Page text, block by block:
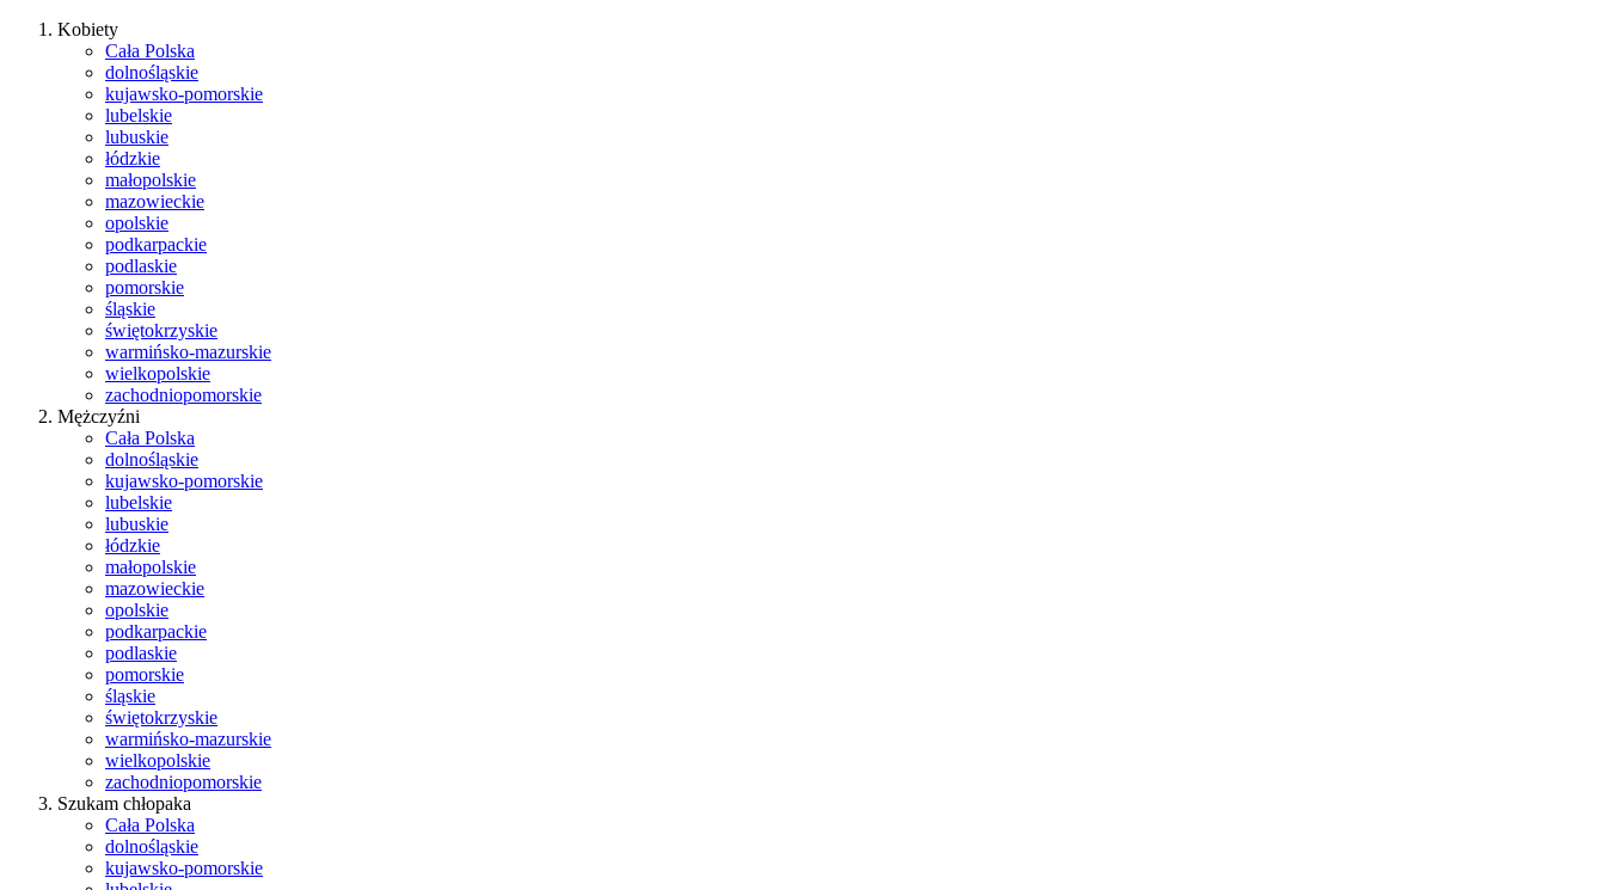
Kobiety
Cała Polska
dolnośląskie
kujawsko-pomorskie
lubelskie
lubuskie
łódzkie
małopolskie
mazowieckie
opolskie
podkarpackie
podlaskie
pomorskie
śląskie
świętokrzyskie
warmińsko-mazurskie
wielkopolskie
zachodniopomorskie
Mężczyźni
Cała Polska
dolnośląskie
kujawsko-pomorskie
lubelskie
lubuskie
łódzkie
małopolskie
mazowieckie
opolskie
podkarpackie
podlaskie
pomorskie
śląskie
świętokrzyskie
warmińsko-mazurskie
wielkopolskie
zachodniopomorskie
Szukam chłopaka
Cała Polska
dolnośląskie
kujawsko-pomorskie